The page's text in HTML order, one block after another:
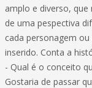
amplo e diverso,
de uma pespectiva
cada personagem
inserido. Conta a
- Qual é o conceito
Gostaria de passar